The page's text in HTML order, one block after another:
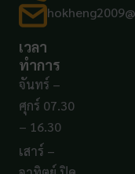
เวลา
ทำการ
จันทร์ –
ศุกร์ 07.30
– 16.30
เสาร์ –